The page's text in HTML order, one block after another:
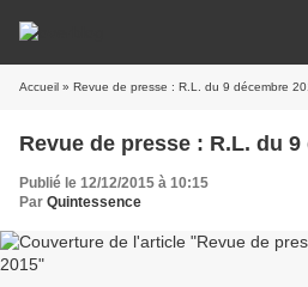
Accueil » Revue de presse : R.L. du 9 décembre
Revue de presse : R.L. du 9
Publié le 12/12/2015 à 10:15
Par Quintessence